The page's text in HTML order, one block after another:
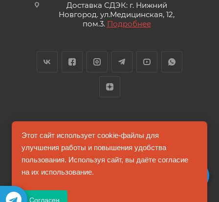
Доставка СДЭК: г. Нижний
Новгород. ул.Медицинская, 12,
пом.3. Подробнее
2026 © FUTUMAG.RU
Информация на сайте не является публичной офертой
Этот сайт использует cookie-файлы для
улучшения работы и повышения удобства
пользования. Используя сайт, вы даёте согласие
на их использование.
Согласен